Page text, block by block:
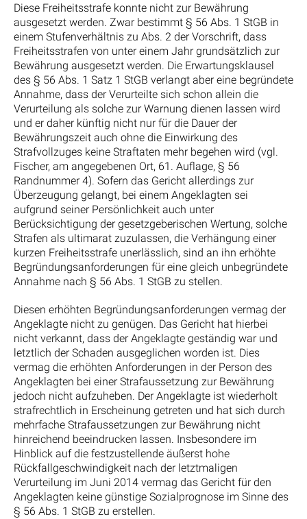
Diese Freiheitsstrafe konnte nicht zur Bewährung
ausgesetzt werden. Zwar bestimmt § 56 Abs. 1 StGB in
einem Stufenverhältnis zu Abs. 2 der Vorschrift, dass
Freiheitsstrafen von unter einem Jahr grundsätzlich zur
Bewährung ausgesetzt werden. Die Erwartungsklausel
des § 56 Abs. 1 Satz 1 StGB verlangt aber eine begründete
Annahme, dass der Verurteilte sich schon allein die
Verurteilung als solche zur Warnung dienen lassen wird
und er daher künftig nicht nur für die Dauer der
Bewährungszeit auch ohne die Einwirkung des
Strafvollzuges keine Straftaten mehr begehen wird (vgl.
Fischer, am angegebenen Ort, 61. Auflage, § 56
Randnummer 4). Sofern das Gericht allerdings zur
Überzeugung gelangt, bei einem Angeklagten sei
aufgrund seiner Persönlichkeit auch unter
Berücksichtigung der gesetzgeberischen Wertung, solche
Strafen als ultimarat zuzulassen, die Verhängung einer
kurzen Freiheitsstrafe unerlässlich, sind an ihn erhöhte
Begründungsanforderungen für eine gleich unbegründete
Annahme nach § 56 Abs. 1 StGB zu stellen.
Diesen erhöhten Begründungsanforderungen vermag der
Angeklagte nicht zu genügen. Das Gericht hat hierbei
nicht verkannt, dass der Angeklagte geständig war und
letztlich der Schaden ausgeglichen worden ist. Dies
vermag die erhöhten Anforderungen in der Person des
Angeklagten bei einer Strafaussetzung zur Bewährung
jedoch nicht aufzuheben. Der Angeklagte ist wiederholt
strafrechtlich in Erscheinung getreten und hat sich durch
mehrfache Strafaussetzungen zur Bewährung nicht
hinreichend beeindrucken lassen. Insbesondere im
Hinblick auf die festzustellende äußerst hohe
Rückfallgeschwindigkeit nach der letztmaligen
Verurteilung im Juni 2014 vermag das Gericht für den
Angeklagten keine günstige Sozialprognose im Sinne des
§ 56 Abs. 1 StGB zu erstellen.